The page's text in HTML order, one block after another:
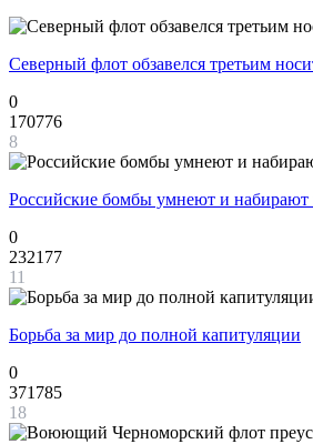
Северный флот обзавелся третьим
0
170776
8
Российские бомбы умнеют и набирают
0
232177
11
Борьба за мир до полной капитуляции
0
371785
18